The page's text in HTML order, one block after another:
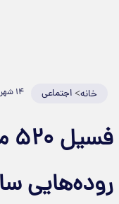
خانه>اجتماعی ۱۴ شهریور ۱۴۰۴
روده‌هایی